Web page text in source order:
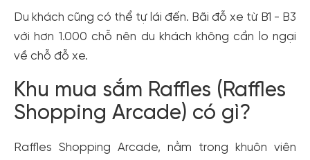
Du khách cũng có thể tự lái đến. Bãi đỗ xe từ B1 - B3
với hơn 1.000 chỗ nên du khách không cần lo ngại
về chỗ đỗ xe.
Khu mua sắm Raffles (Raffles
Shopping Arcade) có gì?
Raffles Shopping Arcade, nằm trong khuôn viên